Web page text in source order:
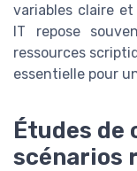
variables claire
IT repose
ressources
essentielle pour
Études de
scénarios